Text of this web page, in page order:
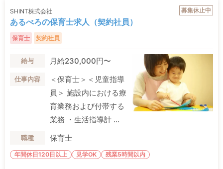
募集休止中
SHINT株式会社
あるべろの保育士求人（契約社員）
保育士 契約社員
給与 月給230,000円〜
仕事内容
＜保育士＞＜児童指導
員＞ 施設内における療
育業務および付帯する
業務 ・生活指導計 ...
職種 保育士
年間休日120日以上 見学OK 残業5時間以内